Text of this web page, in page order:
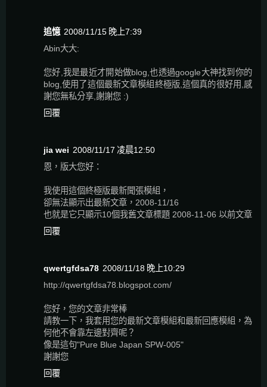
追憶 2008/11/15 晚上7:39
Abin大大:
您好,我是最近才開始做blog,也透過google大神找到你的
blog,使用了這個最新文章模組終極版,這個真的很好用,感
謝您無私分享,謝謝您 :)
回覆
jia wei 2008/11/17 凌晨12:50
恩，版大您好：
我使用這個終極版最新聞張模組，
卻無法顯示出最新文章，2008-11/16
也就是它只顯示10個我舊文章標題 2008-11-06 以前文章
回覆
qwertgfdsa78 2008/11/18 晚上10:29
http://qwertgfdsa78.blogspot.com/
您好，您的文章非常棒
請教一下，我套用您的最新文章模組和最新回應模組，為
何他不會靠左邊對齊呢？
像是這句"Pure Blue Japan SPW-005"
謝謝您
回覆